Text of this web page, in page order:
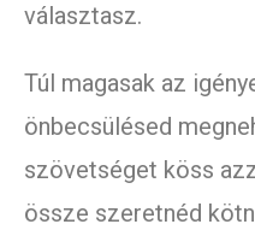
választasz.
Túl magasak az
önbecsülésed
szövetséget köss
össze szeretnéd